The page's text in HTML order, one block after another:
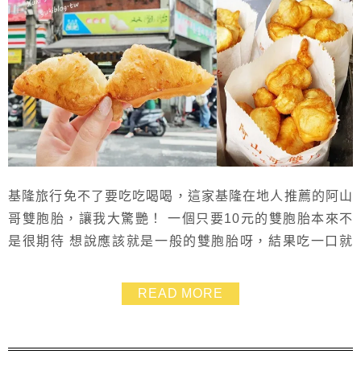
基隆旅行免不了要吃吃喝喝，這家基隆在地人推薦的阿山
哥雙胞胎，讓我大驚艷！ 一個只要10元的雙胞胎本來不
是很期待 想說應該就是一般的雙胞胎呀，結果吃一口就
是口感柔軟，就算放冷了也不會變硬 而且外層的糖粒感
也是薄薄的，牙口不好的長輩照樣盡情享用，我們家公婆
為個頭小小的，一口就可吃進嘴裡，比一般雙胞...
READ MORE